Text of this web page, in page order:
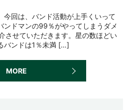
今回は、バンド活動が上手くいって
ンドマンの99％がやってしまうダメ
させていただきます。星の数ほどい
バンドは1％未満 […]
MORE